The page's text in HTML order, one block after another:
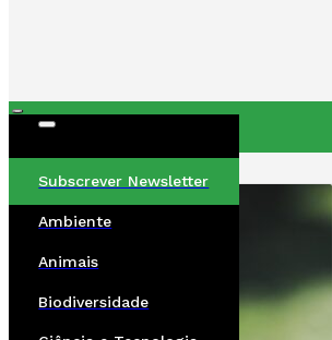
Subscrever Newsletter
Ambiente
Animais
Biodiversidade